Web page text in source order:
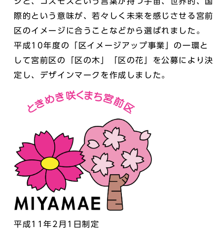
際的という意味が、若々しく未来を感じさせる宮前
区のイメージに合うことなどから選ばれました。
平成10年度の「区イメージアップ事業」の一環と
して宮前区の「区の木」「区の花」を公募により決
定し、デザインマークを作成しました。
平成11年2月1日制定